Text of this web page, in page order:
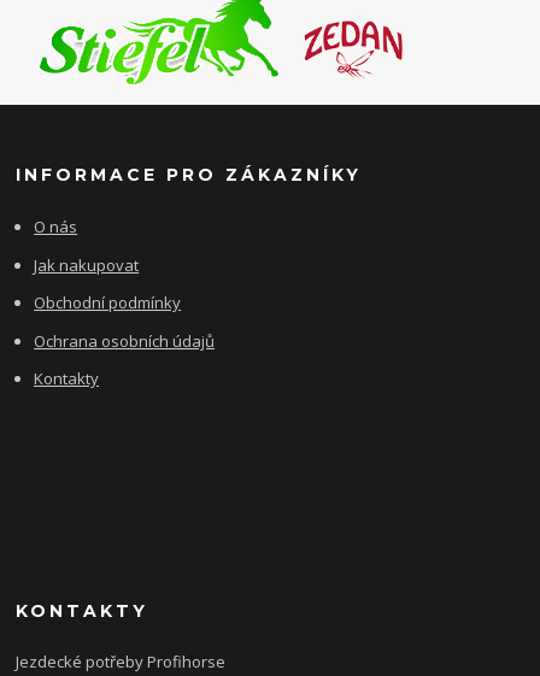
INFORMACE PRO ZÁKAZNÍKY
O nás
Jak nakupovat
Obchodní podmínky
Ochrana osobních údajů
Kontakty
KONTAKTY
Jezdecké potřeby Profihorse